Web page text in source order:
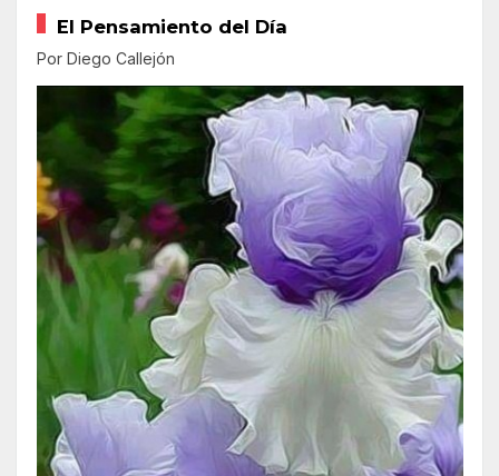
El Pensamiento del Día
Por Diego Callejón